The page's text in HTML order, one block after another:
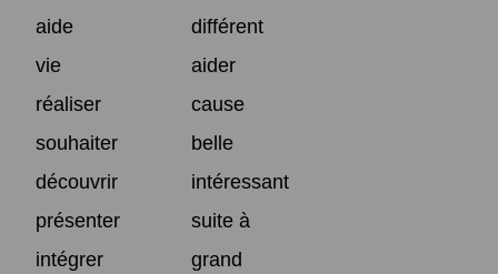
aide
différent
vie
aider
réaliser
cause
souhaiter
belle
découvrir
intéressant
présenter
suite à
intégrer
grand